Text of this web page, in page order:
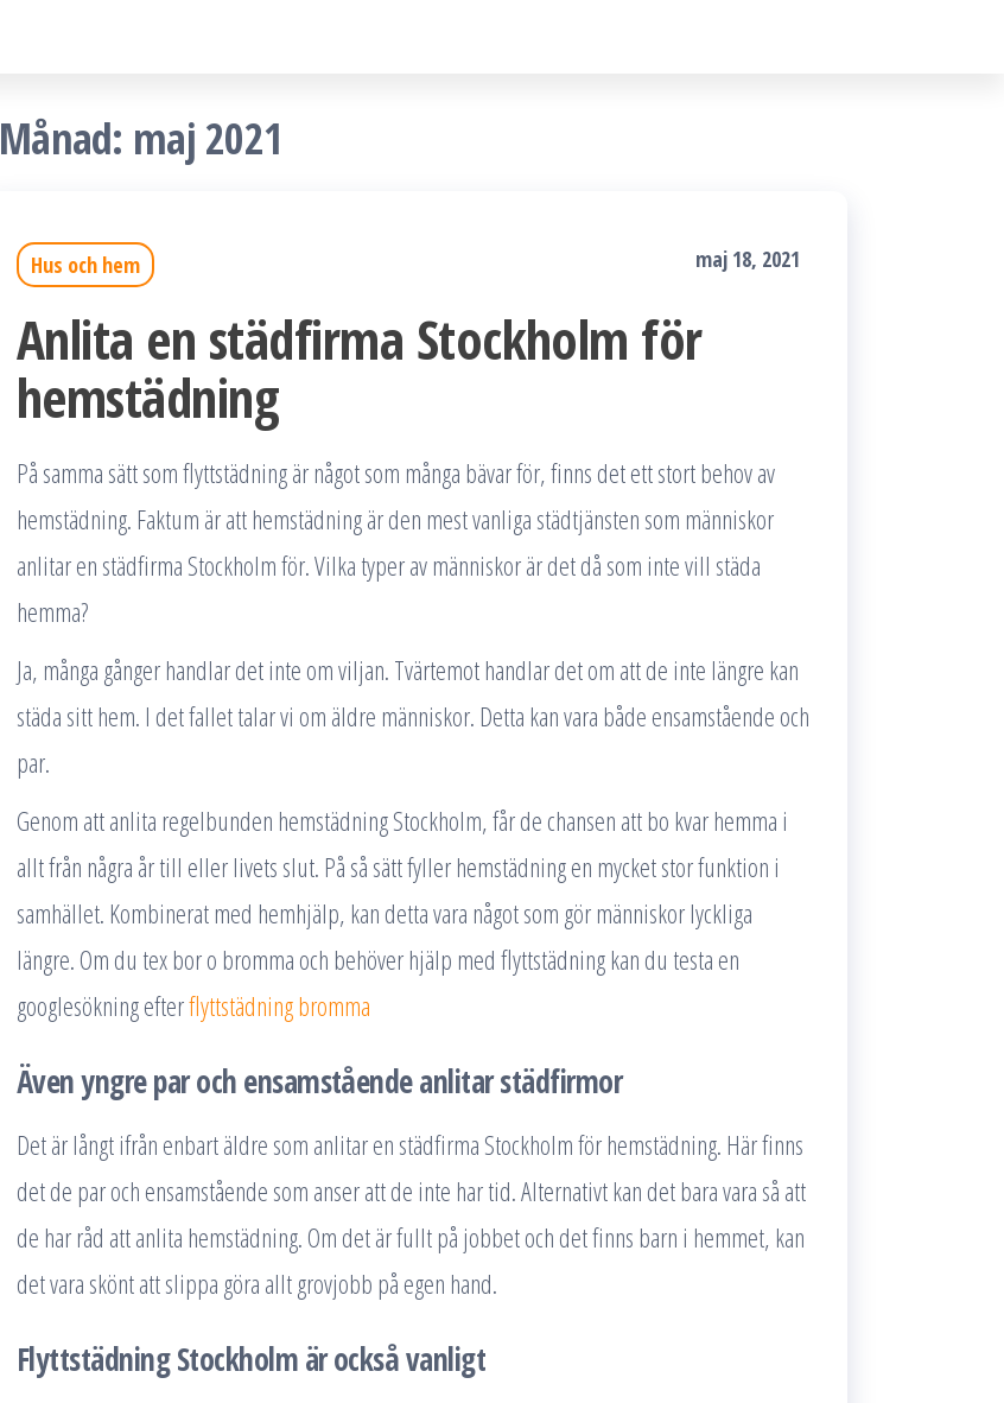
Månad: maj 2021
Hus och hem maj 18, 2021
Anlita en städfirma Stockholm för
hemstädning
På samma sätt som flyttstädning är något som många bävar för, finns det ett stort behov av
hemstädning. Faktum är att hemstädning är den mest vanliga städtjänsten som människor
anlitar en städfirma Stockholm för. Vilka typer av människor är det då som inte vill städa
hemma?
Ja, många gånger handlar det inte om viljan. Tvärtemot handlar det om att de inte längre kan
städa sitt hem. I det fallet talar vi om äldre människor. Detta kan vara både ensamstående och
par.
Genom att anlita regelbunden hemstädning Stockholm, får de chansen att bo kvar hemma i
allt från några år till eller livets slut. På så sätt fyller hemstädning en mycket stor funktion i
samhället. Kombinerat med hemhjälp, kan detta vara något som gör människor lyckliga
längre. Om du tex bor o bromma och behöver hjälp med flyttstädning kan du testa en
googlesökning efterflyttstädning bromma
Även yngre par och ensamstående anlitar städfirmor
Det är långt ifrån enbart äldre som anlitar en städfirma Stockholm för hemstädning. Här finns
det de par och ensamstående som anser att de inte har tid. Alternativt kan det bara vara så att
de har råd att anlita hemstädning. Om det är fullt på jobbet och det finns barn i hemmet, kan
det vara skönt att slippa göra allt grovjobb på egen hand.
Flyttstädning Stockholm är också vanligt